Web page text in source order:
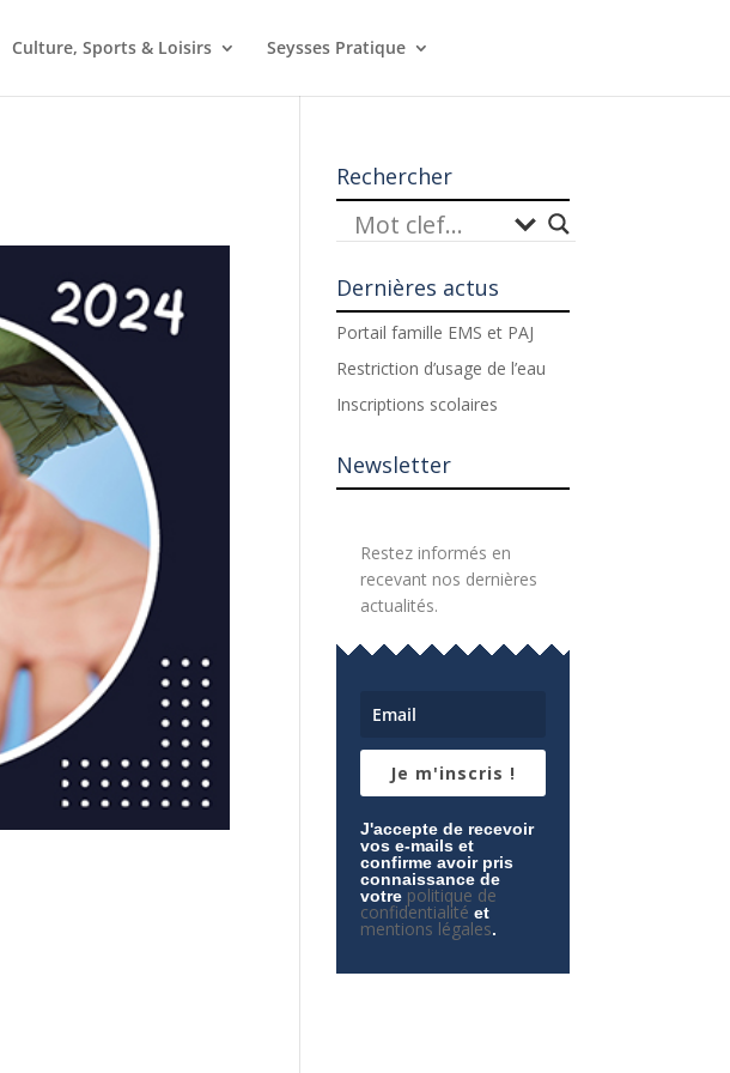
Culture, Sports & Loisirs Seysses Pratique
Rechercher
Dernières actus
Portail famille EMS et PAJ
Restriction d’usage de l’eau
Inscriptions scolaires
Newsletter
Restez informés en
recevant nos dernières
actualités.
Je m'inscris !
J'accepte de recevoir
vos e-mails et
confirme avoir pris
connaissance de
votre politique de
confidentialité et
mentions légales.